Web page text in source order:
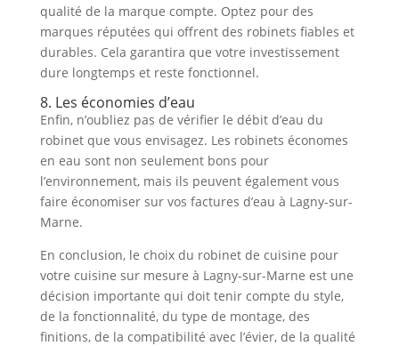
qualité de la marque compte. Optez pour des
marques réputées qui offrent des robinets fiables et
durables. Cela garantira que votre investissement
dure longtemps et reste fonctionnel.
8. Les économies d’eau
Enfin, n’oubliez pas de vérifier le débit d’eau du
robinet que vous envisagez. Les robinets économes
en eau sont non seulement bons pour
l’environnement, mais ils peuvent également vous
faire économiser sur vos factures d’eau à Lagny-sur-
Marne.
En conclusion, le choix du robinet de cuisine pour
votre cuisine sur mesure à Lagny-sur-Marne est une
décision importante qui doit tenir compte du style,
de la fonctionnalité, du type de montage, des
finitions, de la compatibilité avec l’évier, de la qualité